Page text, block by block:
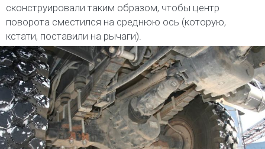
сконструировали таким образом, чтобы центр
поворота сместился на среднюю ось (которую,
кстати, поставили на рычаги).